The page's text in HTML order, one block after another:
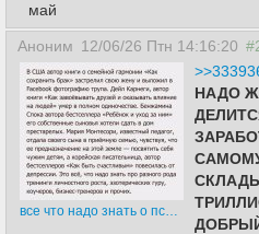
май
Аноним 12/06/26 Птн 14:16:20
все что надо знать о психологах и тренингах личностого роста.jpg
НАДО